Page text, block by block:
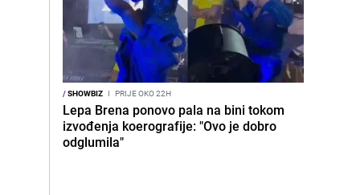
/SHOWBIZ I PRIJE OKO 22H
Lepa Brena ponovo pala na bini tokom
izvođenja koerografije: "Ovo je dobro
odglumila"